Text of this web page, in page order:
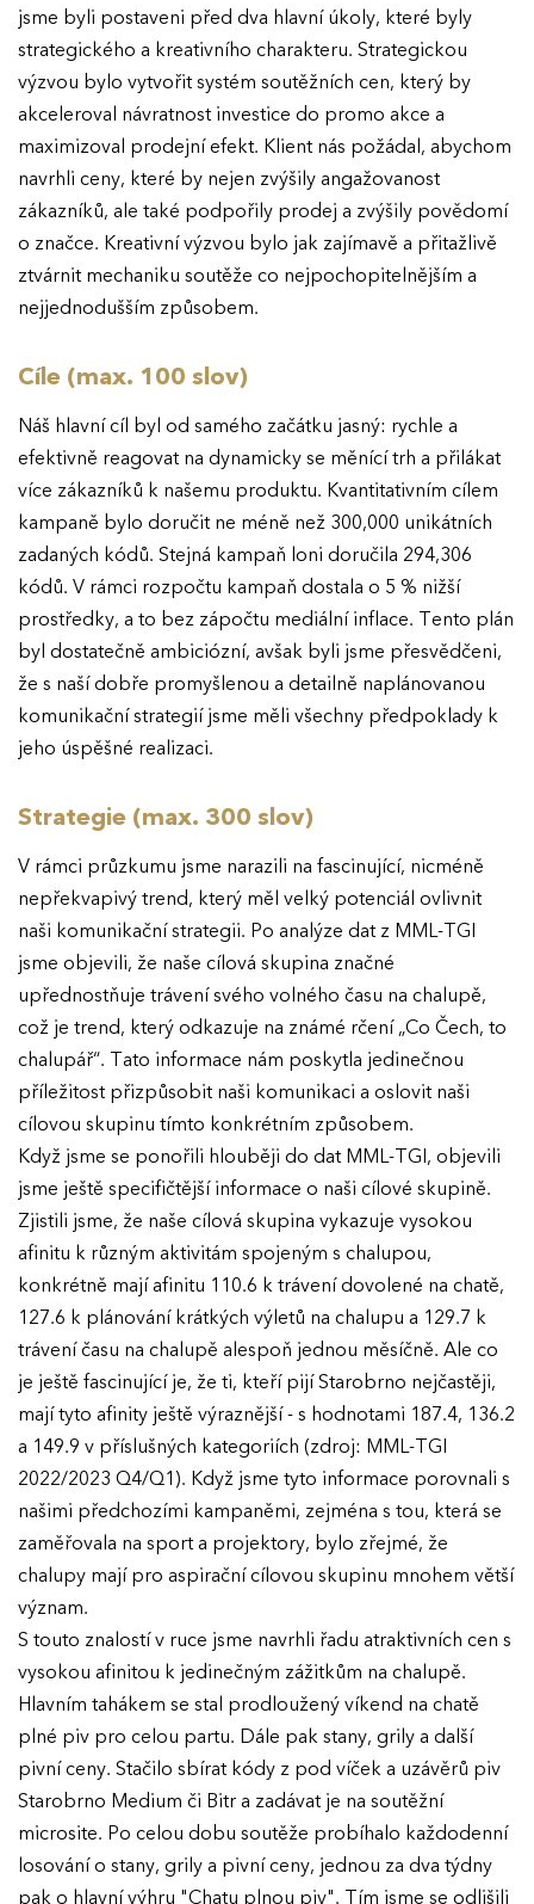
jsme byli postaveni před dva hlavní úkoly, které byly
strategického a kreativního charakteru. Strategickou
výzvou bylo vytvořit systém soutěžních cen, který by
akceleroval návratnost investice do promo akce a
maximizoval prodejní efekt. Klient nás požádal, abychom
navrhli ceny, které by nejen zvýšily angažovanost
zákazníků, ale také podpořily prodej a zvýšily povědomí
o značce. Kreativní výzvou bylo jak zajímavě a přitažlivě
ztvárnit mechaniku soutěže co nejpochopitelnějším a
nejjednodušším způsobem.
Cíle (max. 100 slov)
Náš hlavní cíl byl od samého začátku jasný: rychle a
efektivně reagovat na dynamicky se měnící trh a přilákat
více zákazníků k našemu produktu. Kvantitativním cílem
kampaně bylo doručit ne méně než 300,000 unikátních
zadaných kódů. Stejná kampaň loni doručila 294,306
kódů. V rámci rozpočtu kampaň dostala o 5 % nižší
prostředky, a to bez zápočtu mediální inflace. Tento plán
byl dostatečně ambiciózní, avšak byli jsme přesvědčeni,
že s naší dobře promyšlenou a detailně naplánovanou
komunikační strategií jsme měli všechny předpoklady k
jeho úspěšné realizaci.
Strategie (max. 300 slov)
V rámci průzkumu jsme narazili na fascinující, nicméně
nepřekvapivý trend, který měl velký potenciál ovlivnit
naši komunikační strategii. Po analýze dat z MML-TGI
jsme objevili, že naše cílová skupina značné
upřednostňuje trávení svého volného času na chalupě,
což je trend, který odkazuje na známé rčení „Co Čech, to
chalupář“. Tato informace nám poskytla jedinečnou
příležitost přizpůsobit naši komunikaci a oslovit naši
cílovou skupinu tímto konkrétním způsobem.
Když jsme se ponořili hlouběji do dat MML-TGI, objevili
jsme ještě specifičtější informace o naši cílové skupině.
Zjistili jsme, že naše cílová skupina vykazuje vysokou
afinitu k různým aktivitám spojeným s chalupou,
konkrétně mají afinitu 110.6 k trávení dovolené na chatě,
127.6 k plánování krátkých výletů na chalupu a 129.7 k
trávení času na chalupě alespoň jednou měsíčně. Ale co
je ještě fascinující je, že ti, kteří pijí Starobrno nejčastěji,
mají tyto afinity ještě výraznější - s hodnotami 187.4, 136.2
a 149.9 v příslušných kategoriích (zdroj: MML-TGI
2022/2023 Q4/Q1). Když jsme tyto informace porovnali s
našimi předchozími kampaněmi, zejména s tou, která se
zaměřovala na sport a projektory, bylo zřejmé, že
chalupy mají pro aspirační cílovou skupinu mnohem větší
význam.
S touto znalostí v ruce jsme navrhli řadu atraktivních cen s
vysokou afinitou k jedinečným zážitkům na chalupě.
Hlavním tahákem se stal prodloužený víkend na chatě
plné piv pro celou partu. Dále pak stany, grily a další
pivní ceny. Stačilo sbírat kódy z pod víček a uzávěrů piv
Starobrno Medium či Bitr a zadávat je na soutěžní
microsite. Po celou dobu soutěže probíhalo každodenní
losování o stany, grily a pivní ceny, jednou za dva týdny
pak o hlavní výhru "Chatu plnou piv". Tím jsme se odlišili